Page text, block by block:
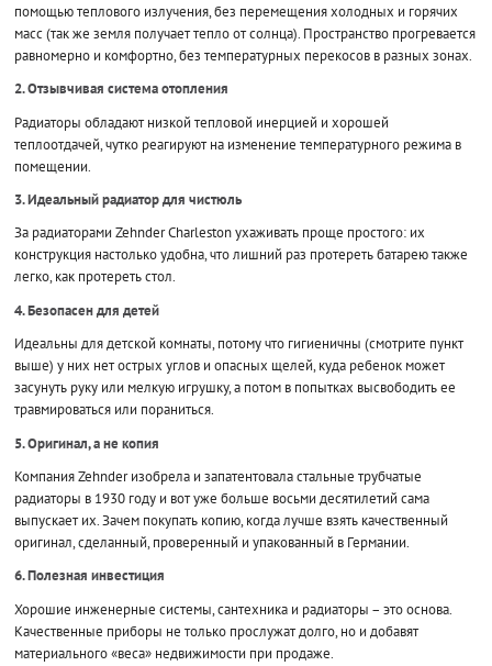
помощью теплового излучения, без перемещения холодных и горячих
масс (так же земля получает тепло от солнца). Пространство прогревается
равномерно и комфортно, без температурных перекосов в разных зонах.
2. Отзывчивая система отопления
Радиаторы обладают низкой тепловой инерцией и хорошей
теплоотдачей, чутко реагируют на изменение температурного режима в
помещении.
3. Идеальный радиатор для чистюль
За радиаторами Zehnder Charleston ухаживать проще простого: их
конструкция настолько удобна, что лишний раз протереть батарею также
легко, как протереть стол.
4. Безопасен для детей
Идеальны для детской комнаты, потому что гигиеничны (смотрите пункт
выше) у них нет острых углов и опасных щелей, куда ребенок может
засунуть руку или мелкую игрушку, а потом в попытках высвободить ее
травмироваться или пораниться.
5. Оригинал, а не копия
Компания Zehnder изобрела и запатентовала стальные трубчатые
радиаторы в 1930 году и вот уже больше восьми десятилетий сама
выпускает их. Зачем покупать копию, когда лучше взять качественный
оригинал, сделанный, проверенный и упакованный в Германии.
6. Полезная инвестиция
Хорошие инженерные системы, сантехника и радиаторы – это основа.
Качественные приборы не только прослужат долго, но и добавят
материального «веса» недвижимости при продаже.